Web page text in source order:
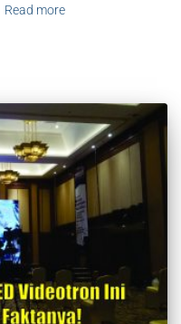
Read more